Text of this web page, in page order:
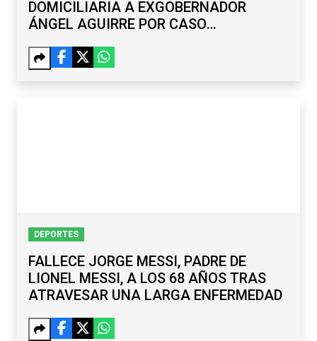
DOMICILIARIA A EXGOBERNADOR
ÁNGEL AGUIRRE POR CASO
DEPORTES
FALLECE JORGE MESSI, PADRE DE
LIONEL MESSI, A LOS 68 AÑOS TRAS
ATRAVESAR UNA LARGA ENFERMEDAD